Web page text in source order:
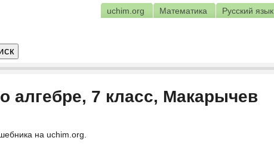
uchim.org Математика Русский язык
алгебре, 7 класс, Макарычев
на uchim.org.